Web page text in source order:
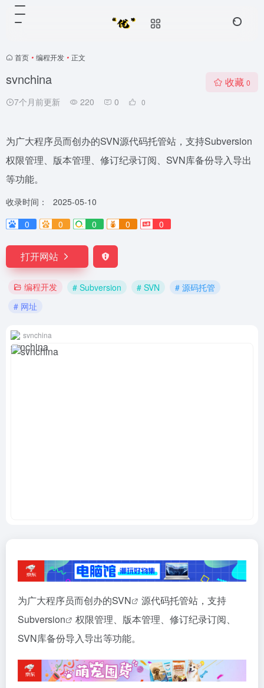
首页 • 编程开发 • 正文
svnchina
7个月前更新 220 0 0
收藏 0
为广大程序员而创办的SVN源代码托管站，支持Subversion
权限管理、版本管理、修订纪录订阅、SVN库备份导入导出
等功能。
收录时间：
2025-05-10
0
0 0 0 0
打开网站
编程开发 # Subversion # SVN
# 源码托管
# 网址
svnchina
为广大程序员而创办的SVN
源代码托管站，支持
Subversion
权限管理、版本管理、修订纪录订阅、
SVN库备份导入导出等功能。